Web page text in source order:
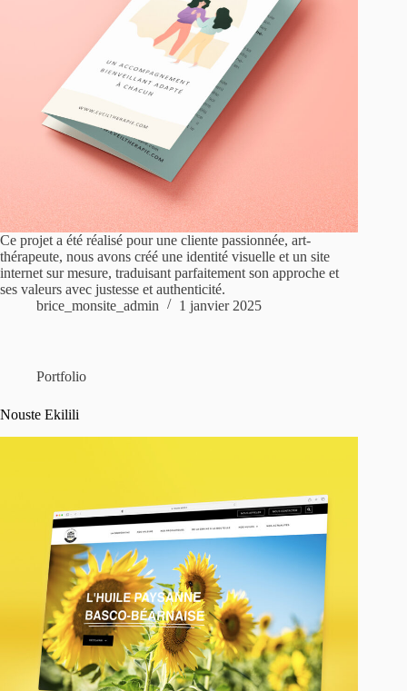
Ce projet a été réalisé pour une cliente passionnée, art-
thérapeute, nous avons créé une identité visuelle et un site
internet sur mesure, traduisant parfaitement son approche et
ses valeurs avec justesse et authenticité.
brice_monsite_admin
1 janvier 2025
Portfolio
Nouste Ekilili